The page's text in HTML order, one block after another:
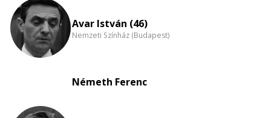
Avar István (46)
Nemzeti Színház (Budapest)
Németh Ferenc